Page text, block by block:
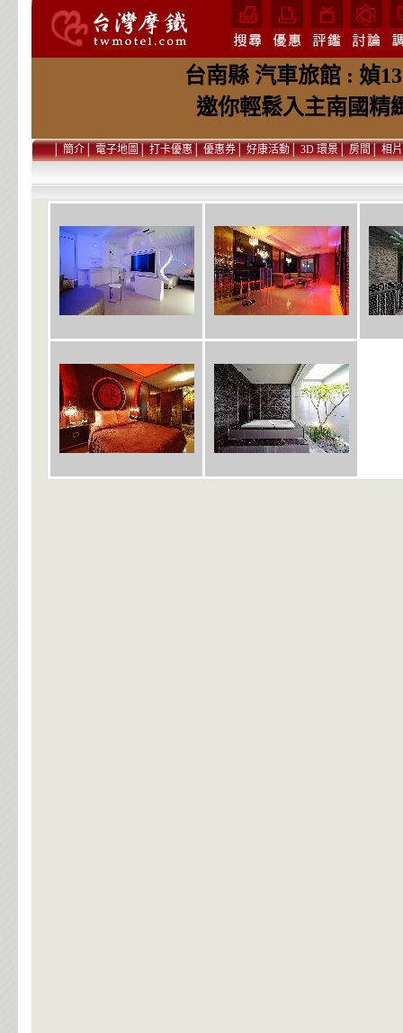
台南縣 汽車旅館 : 媜
邀你輕鬆入主南國精
│簡介│電子地圖│打卡優惠│優惠券│好康活動│3D 環景│房間│相片